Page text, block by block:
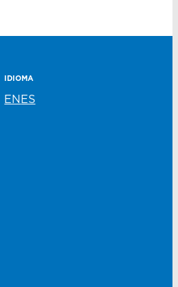
IDIOMA
EN ES